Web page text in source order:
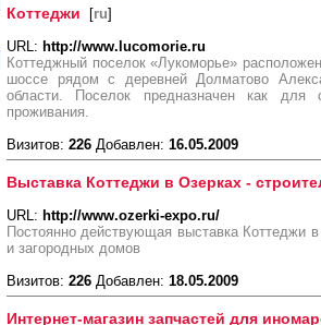
Коттеджи [ru]
URL: http://www.lucomorie.ru
Коттеджный поселок «Лукоморье»
шоссе рядом с деревней Долматово
области. Поселок предназначен как для
проживания.
Визитов: 226 Добавлен: 16.05.2009
Выставка Коттеджи в Озерках -
URL: http://www.ozerki-expo.ru/
Постоянно действующая выставка Коттеджи
и загородных домов
Визитов: 226 Добавлен: 18.05.2009
Интернет-магазин запчастей для